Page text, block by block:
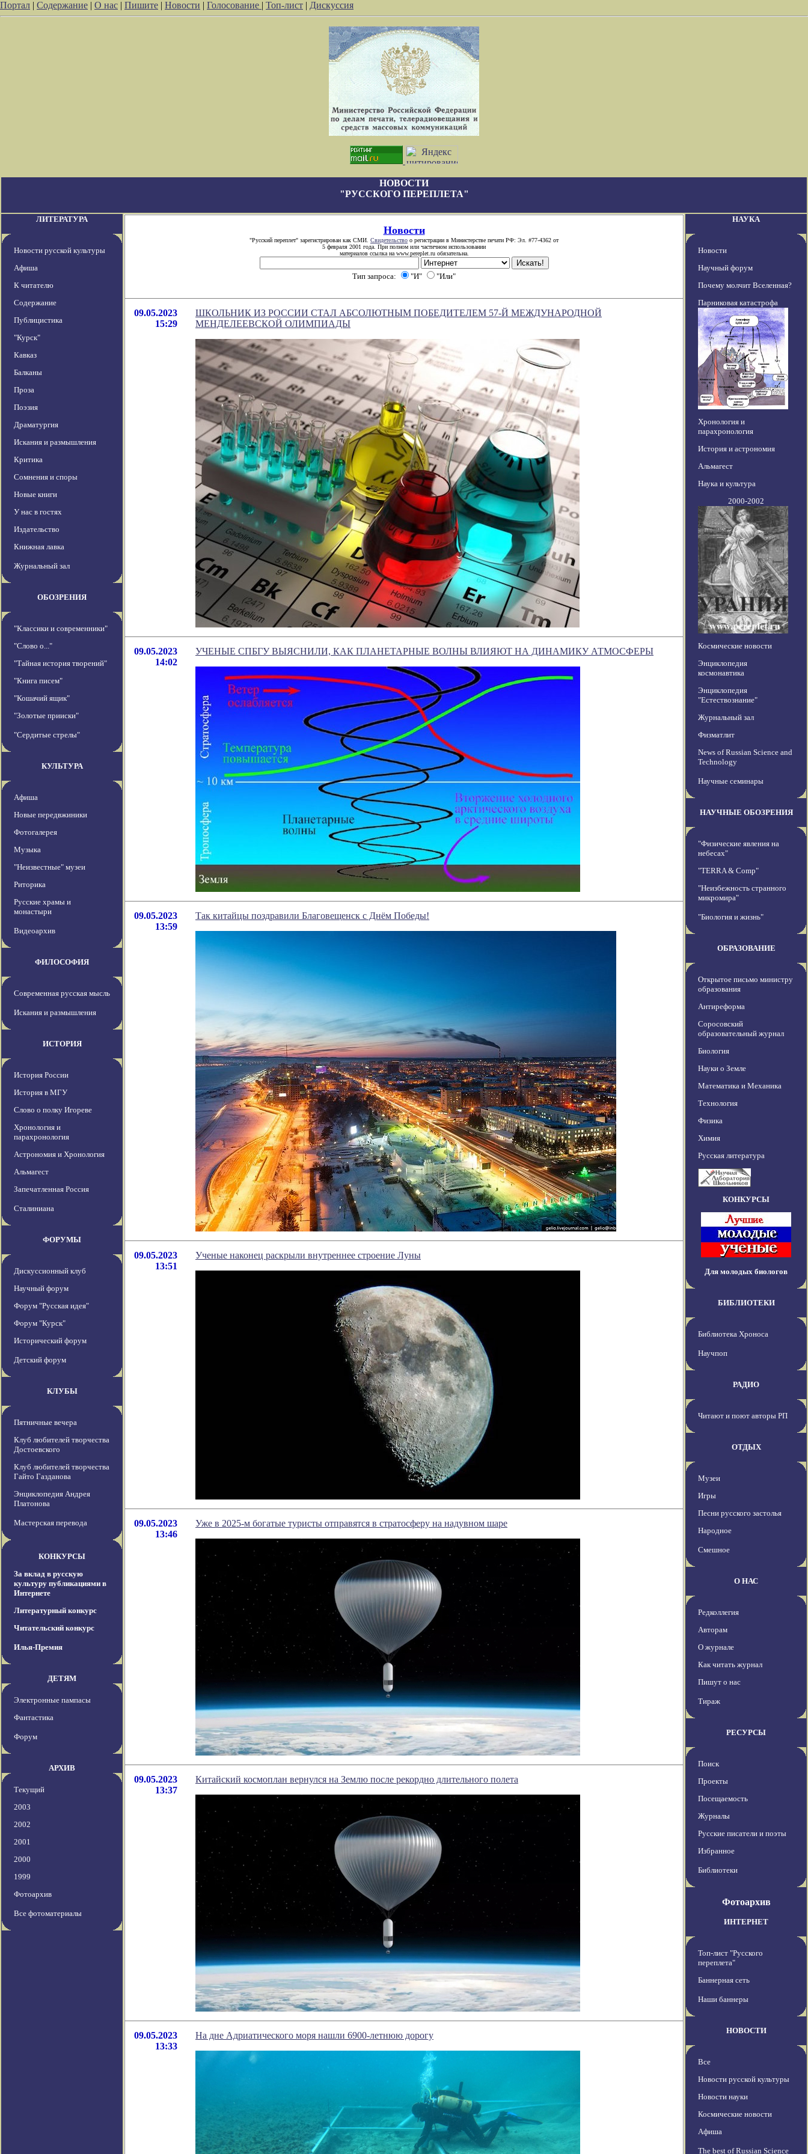
Портал | Содержание | О нас | Пишите | Новости | Голосование | Топ-лист | Дискуссия
НОВОСТИ
"РУССКОГО ПЕРЕПЛЕТА"
ЛИТЕРАТУРА
Новости русской культуры
Афиша
К читателю
Содержание
Публицистика
"Курск"
Кавказ
Балканы
Проза
Поэзия
Драматургия
Искания и размышления
Критика
Сомнения и споры
Новые книги
У нас в гостях
Издательство
Книжная лавка
Журнальный зал
ОБОЗРЕНИЯ
"Классики и современники"
"Слово о..."
"Тайная история творений"
"Книга писем"
"Кошачий ящик"
"Золотые прииски"
"Сердитые стрелы"
КУЛЬТУРА
Афиша
Новые передвжиники
Фотогалерея
Музыка
"Неизвестные" музеи
Риторика
Русские храмы и
монастыри
Видеоархив
ФИЛОСОФИЯ
Современная русская мысль
Искания и размышления
ИСТОРИЯ
История России
История в МГУ
Слово о полку Игореве
Хронология и
парахронология
Астрономия и Хронология
Альмагест
Запечатленная Россия
Сталиниана
ФОРУМЫ
Дискуссионный клуб
Научный форум
Форум "Русская идея"
Форум "Курск"
Исторический форум
Детский форум
КЛУБЫ
Пятничные вечера
Клуб любителей творчества
Достоевского
Клуб любителей творчества
Гайто Газданова
Энциклопедия Андрея
Платонова
Мастерская перевода
КОНКУРСЫ
За вклад в русскую
культуру публикациями в
Интернете
Литературный конкурс
Читательский конкурс
Илья-Премия
ДЕТЯМ
Электронные пампасы
Фантастика
Форум
АРХИВ
Текущий
2003
2002
2001
2000
1999
Фотоархив
Все фотоматериалы
Новости
"Русский переплет" зарегистрирован как СМИ. Свидетельство о регистрации в Министерстве печати РФ: Эл. #77-4362 от
5 февраля 2001 года. При полном или частичном использовании
материалов ссылка на www.pereplet.ru обязательна.
Тип запроса: "И" "Или"
09.05.2023
15:29
ШКОЛЬНИК ИЗ РОССИИ СТАЛ АБСОЛЮТНЫМ ПОБЕДИТЕЛЕМ 57-Й МЕЖДУНАРОДНОЙ
МЕНДЕЛЕЕВСКОЙ ОЛИМПИАДЫ
09.05.2023
14:02
УЧЕНЫЕ СПБГУ ВЫЯСНИЛИ, КАК ПЛАНЕТАРНЫЕ ВОЛНЫ ВЛИЯЮТ НА ДИНАМИКУ АТМОСФЕРЫ
09.05.2023
13:59
Так китайцы поздравили Благовещенск с Днём Победы!
09.05.2023
13:51
Ученые наконец раскрыли внутреннее строение Луны
09.05.2023
13:46
Уже в 2025-м богатые туристы отправятся в стратосферу на надувном шаре
09.05.2023
13:37
Китайский космоплан вернулся на Землю после рекордно длительного полета
09.05.2023
13:33
На дне Адриатического моря нашли 6900-летнюю дорогу
НАУКА
Новости
Научный форум
Почему молчит Вселенная?
Парниковая катастрофа
Хронология и
парахронология
История и астрономия
Альмагест
Наука и культура
2000-2002
Космические новости
Энциклопедия
космонавтика
Энциклопедия
"Естествознание"
Журнальный зал
Физматлит
News of Russian Science and
Technology
Научные семинары
НАУЧНЫЕ ОБОЗРЕНИЯ
"Физические явления на
небесах"
"TERRA & Comp"
"Неизбежность странного
микромира"
"Биология и жизнь"
ОБРАЗОВАНИЕ
Открытое письмо министру
образования
Антиреформа
Соросовский
образовательный журнал
Биология
Науки о Земле
Математика и Механика
Технология
Физика
Химия
Русская литература
КОНКУРСЫ
Для молодых биологов
БИБЛИОТЕКИ
Библиотека Хроноса
Научпоп
РАДИО
Читают и поют авторы РП
ОТДЫХ
Музеи
Игры
Песни русского застолья
Народное
Смешное
О НАС
Редколлегия
Авторам
О журнале
Как читать журнал
Пишут о нас
Тираж
РЕСУРСЫ
Поиск
Проекты
Посещаемость
Журналы
Русские писатели и поэты
Избранное
Библиотеки
Фотоархив
ИНТЕРНЕТ
Топ-лист "Русского
переплета"
Баннерная сеть
Наши баннеры
НОВОСТИ
Все
Новости русской культуры
Новости науки
Космические новости
Афиша
The best of Russian Science